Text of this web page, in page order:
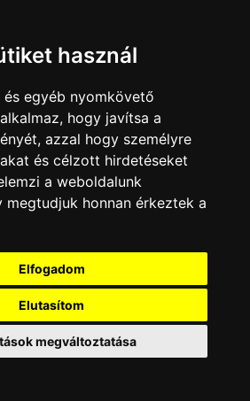
© 2008 - 2026
a műsorváltoztatás jogát
portál üzemeltetője semmiféle
nem vállal a weboldalon
hirdetések tartalmáért, illetve a
feltöltött képekért!
használ
egyéb nyomkövető
hogy javítsa a
azzal hogy személyre
és célzott hirdetéseket
a weboldalunk
honnan érkeztek a
Elfogadom
Elutasítom
megváltoztatása